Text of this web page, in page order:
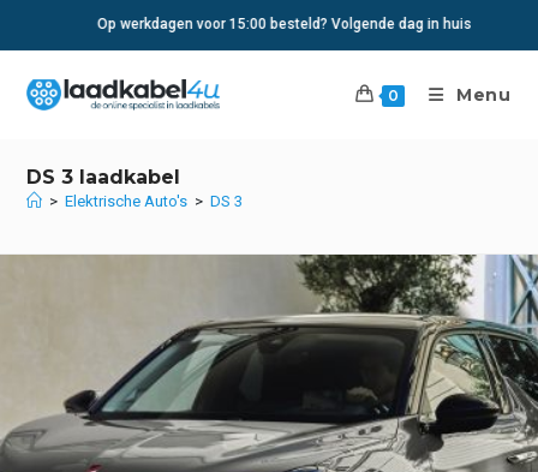
Op werkdagen voor 15:00 besteld? Volgende dag in huis
0 Menu
DS 3 laadkabel
> Elektrische Auto's > DS 3